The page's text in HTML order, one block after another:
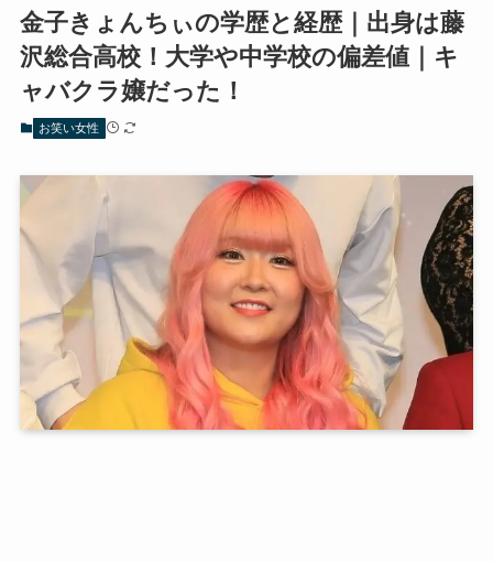
金子きょんちぃの学歴と経歴｜出身は藤
沢総合高校！大学や中学校の偏差値｜キ
ャバクラ嬢だった！
お笑い女性